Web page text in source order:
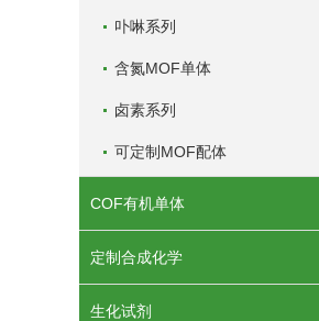
卟啉系列
含氮MOF单体
卤素系列
可定制MOF配体
COF有机单体
定制合成化学
生化试剂